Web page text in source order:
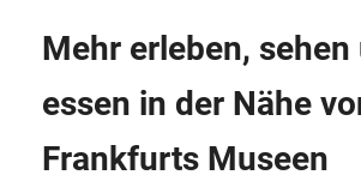
Mehr erleben, sehen
essen in der Nähe
Frankfurts Museen